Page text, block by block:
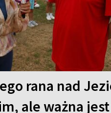
rana nad
ale ważna